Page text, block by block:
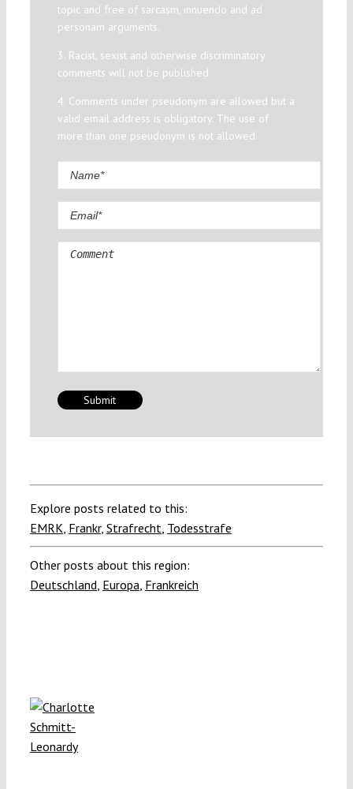
topic and free of sarcasm, innuendo and ad
personam arguments.
3. Racist, sexist and otherwise discriminatory
comments will not be published.
4. Comments under pseudonym are allowed but a
valid email address is obligatory. The use of
more than one pseudonym is not allowed.
Comment
Explore posts related to this:
EMRK, Frankr, Strafrecht, Todesstrafe
Other posts about this region:
Deutschland, Europa, Frankreich